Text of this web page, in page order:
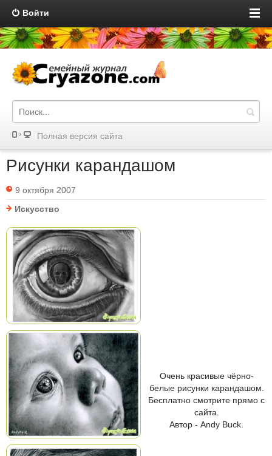
Войти
Полная версия сайта
Рисунки карандашом
9 октября 2007
Искусство
Очень красивые чёрно-
белые рисунки карандашом.
Бесплатно смотрите прямо с
сайта.
Автор - Andy Buck.